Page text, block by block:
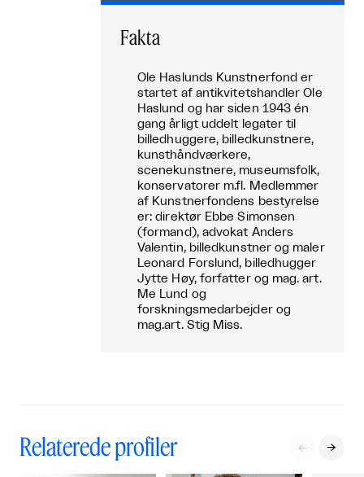
Fakta
Ole Haslunds Kunstnerfond er
startet af antikvitetshandler Ole
Haslund og har siden 1943 én
gang årligt uddelt legater til
billedhuggere, billedkunstnere,
kunsthåndværkere,
scenekunstnere, museumsfolk,
konservatorer m.fl. Medlemmer
af Kunstnerfondens bestyrelse
er: direktør Ebbe Simonsen
(formand), advokat Anders
Valentin, billedkunstner og maler
Leonard Forslund, billedhugger
Jytte Høy, forfatter og mag. art.
Me Lund og
forskningsmedarbejder og
mag.art. Stig Miss.
Relaterede profiler  